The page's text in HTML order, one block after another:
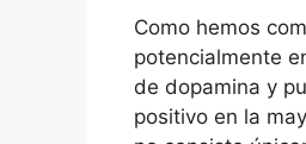
Como hemos
potencialmente
de dopamina y
positivo en la